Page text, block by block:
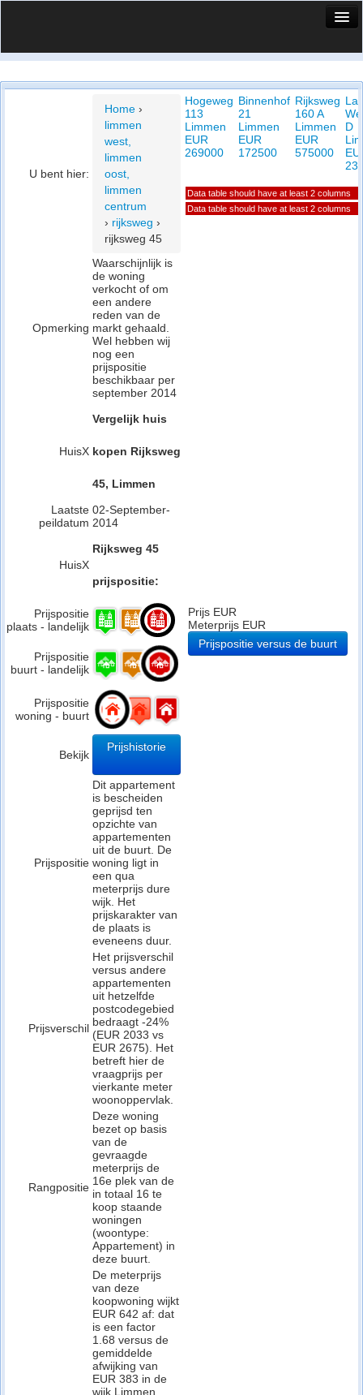
Vergelijk prijsposities - wijk
InfoU bent hier:
Home ›
limmen
west,
limmen
oost,
limmen
centrum
› rijksweg ›
rijksweg 45
Opmerking
Waarschijnlijk is
de woning
verkocht of om
een andere
reden van de
markt gehaald.
Wel hebben wij
nog een
prijspositie
beschikbaar per
september 2014
HuisX
Vergelijk huis
kopen Rijksweg
45, Limmen
Laatste
peildatum
02-September-
2014
HuisX
Rijksweg 45
prijspositie:
Prijspositie
plaats - landelijk
Prijspositie
buurt - landelijk
Prijspositie
woning - buurt
Bekijk
Prijshistorie
Prijspositie
Dit appartement
is bescheiden
geprijsd ten
opzichte van
appartementen
uit de buurt. De
woning ligt in
een qua
meterprijs dure
wijk. Het
prijskarakter van
de plaats is
eveneens duur.
Prijsverschil
Het prijsverschil
versus andere
appartementen
uit hetzelfde
postcodegebied
bedraagt -24%
(EUR 2033 vs
EUR 2675). Het
betreft hier de
vraagprijs per
vierkante meter
woonoppervlak.
Rangpositie
Deze woning
bezet op basis
van de
gevraagde
meterprijs de
16e plek van de
in totaal 16 te
koop staande
woningen
(woontype:
Appartement) in
deze buurt.
De meterprijs
van deze
koopwoning wijkt
EUR 642 af: dat
is een factor
1.68 versus de
gemiddelde
afwijking van
EUR 383 in de
wijk Limmen
Hogeweg
113
Limmen
EUR
269000
Binnenhof
21
Limmen
EUR
172500
Rijksweg
160 A
Limmen
EUR
575000
D
Data table should have at least 2 columns
Data table should have at least 2 columns
Prijs EUR
Meterprijs EUR
Prijspositie versus de buurt